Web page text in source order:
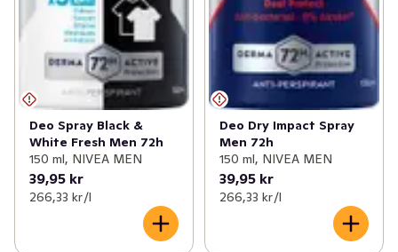
Deo Spray Black &
White Fresh Men 72h
150 ml, NIVEA MEN
39,95 kr
266,33 kr /l
Deo Dry Impact Spray
Men 72h
150 ml, NIVEA MEN
39,95 kr
266,33 kr /l